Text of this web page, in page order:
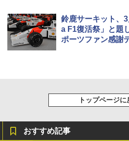
鈴鹿サーキット、
a F1復活祭」と題
ポーツファン感謝
トップページに
おすすめ記事